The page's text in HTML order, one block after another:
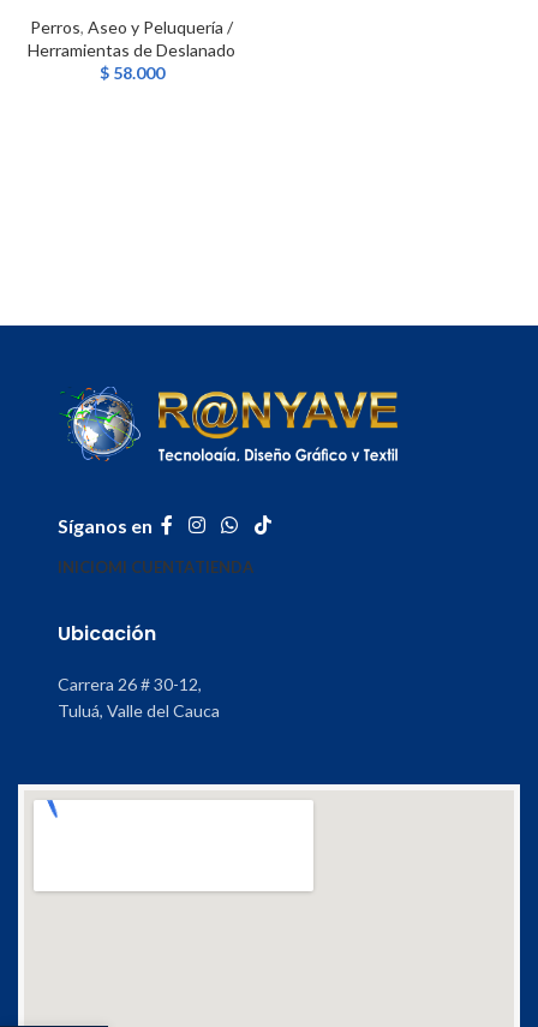
Perros, Aseo y Peluquería /
Herramientas de Deslanado
$58.000
Síganos en
INICIOMI CUENTATIENDA
Ubicación
Carrera 26 # 30-12,
Tuluá, Valle del Cauca